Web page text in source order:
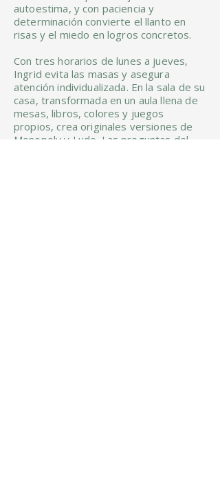
autoestima, y con paciencia y
determinación convierte el llanto en
risas y el miedo en logros concretos.
Con tres horarios de lunes a jueves,
Ingrid evita las masas y asegura
atención individualizada. En la sala de su
casa, transformada en un aula llena de
mesas, libros, colores y juegos
propios, crea originales versiones de
Monopoly y Ludo. Las preguntas del